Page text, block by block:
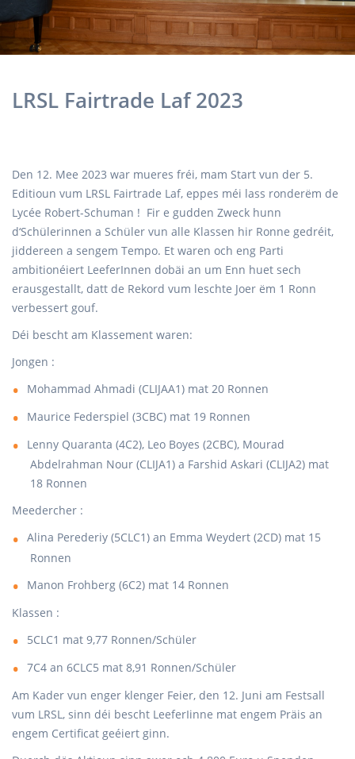
LRSL Fairtrade Laf 2023
Den 12. Mee 2023 war mueres fréi, mam Start vun der 5.
Editioun vum LRSL Fairtrade Laf, eppes méi lass ronderëm de
Lycée Robert-Schuman ! Fir e gudden Zweck hunn
d‘Schülerinnen a Schüler vun alle Klassen hir Ronne gedréit,
jiddereen a sengem Tempo. Et waren och eng Parti
ambitionéiert LeeferInnen dobäi an um Enn huet sech
erausgestallt, datt de Rekord vum leschte Joer ëm 1 Ronn
verbessert gouf.
Déi bescht am Klassement waren:
Jongen :
Mohammad Ahmadi (CLIJAA1) mat 20 Ronnen
Maurice Federspiel (3CBC) mat 19 Ronnen
Lenny Quaranta (4C2), Leo Boyes (2CBC), Mourad
Abdelrahman Nour (CLIJA1) a Farshid Askari (CLIJA2) mat
18 Ronnen
Meedercher :
Alina Perederiy (5CLC1) an Emma Weydert (2CD) mat 15
Ronnen
Manon Frohberg (6C2) mat 14 Ronnen
Klassen :
5CLC1 mat 9,77 Ronnen/Schüler
7C4 an 6CLC5 mat 8,91 Ronnen/Schüler
Am Kader vun enger klenger Feier, den 12. Juni am Festsall
vum LRSL, sinn déi bescht LeeferIinne mat engem Präis an
engem Certificat geéiert ginn.